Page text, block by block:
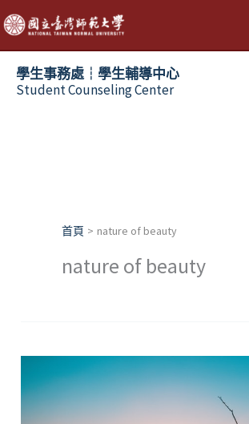
跳
至
主
學生事務處┆學生輔導中心
Student Counseling Center
首頁 nature of beauty
nature of beauty